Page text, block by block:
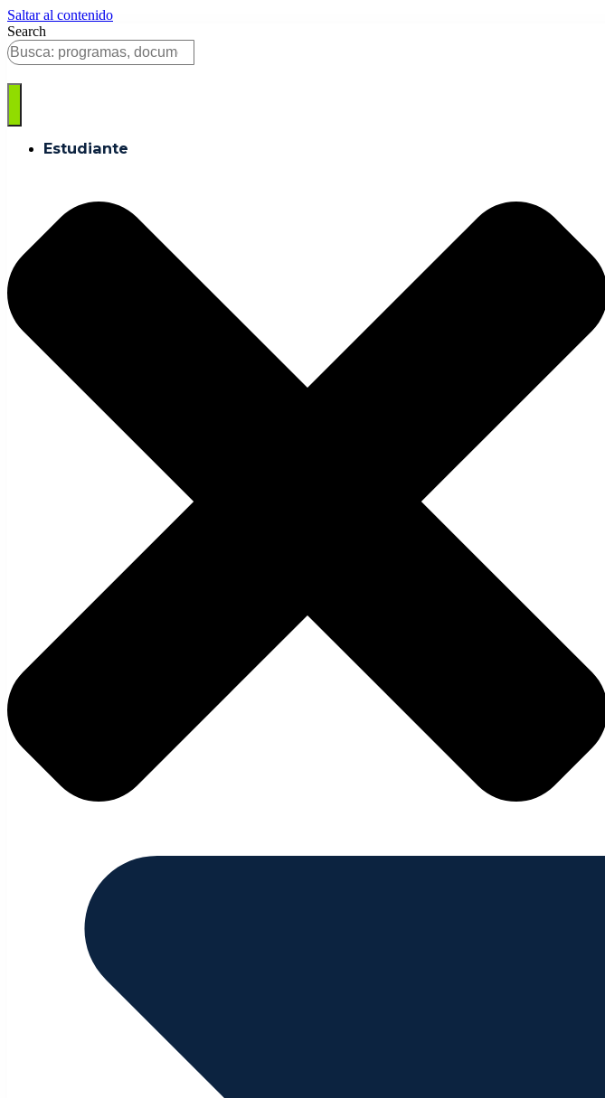
Saltar al contenido
Search
Estudiante